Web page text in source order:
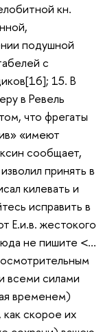
кн.
подушной
с
15. В
в Ревель
что фрегаты
«имеют
сообщает,
принять в
килевать и
исправить в
Е.и.в. жестокого
не пишите <…
всеми силами
временем)
скорое их